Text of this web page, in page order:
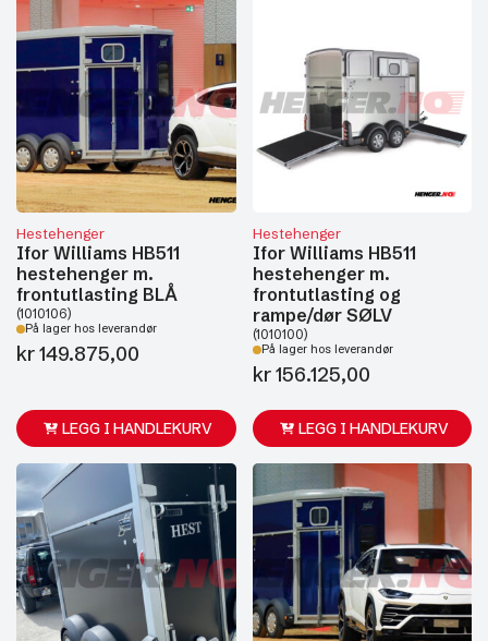
Hestehenger
Ifor Williams HB511
hestehenger m.
frontutlasting BLÅ
(1010106)
På lager hos leverandør
kr149.875,00
LEGG I HANDLEKURV
Hestehenger
Ifor Williams HB511
hestehenger m.
frontutlasting og
rampe/dør SØLV
(1010100)
På lager hos leverandør
kr156.125,00
LEGG I HANDLEKURV